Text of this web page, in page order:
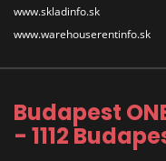
www.skladinfo.sk
www.warehouserentinfo.sk
Budapest
- 1112